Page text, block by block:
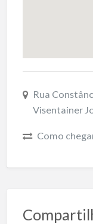
Rua
Visentainer
Como